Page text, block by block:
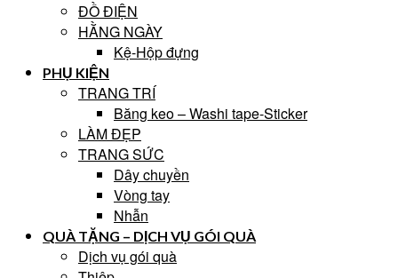
ĐỒ ĐIỆN
HẰNG NGÀY
Kệ-Hộp đựng
PHỤ KIỆN
TRANG TRÍ
Băng keo – Washi tape-Sticker
LÀM ĐẸP
TRANG SỨC
Dây chuyền
Vòng tay
Nhẫn
QUÀ TẶNG – DỊCH VỤ GÓI QUÀ
Dịch vụ gói quà